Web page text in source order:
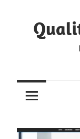
content